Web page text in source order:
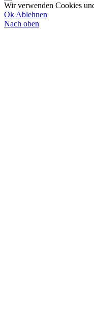
Wir verwenden Cookies
Ok Ablehnen
Nach oben